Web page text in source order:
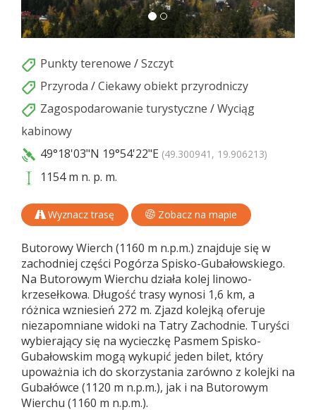
Punkty terenowe /Szczyt
Przyroda /Ciekawy obiekt przyrodniczy
Zagospodarowanie turystyczne /Wyciąg
kabinowy
49°18'03"N 19°54'22"E (49.300941, 19.906213)
1154 m n. p. m.
Wyznacz trasę Zobacz na mapie
Butorowy Wierch (1160 m n.p.m.) znajduje się w
zachodniej części Pogórza Spisko-Gubałowskiego.
Na Butorowym Wierchu działa kolej linowo-
krzesełkowa. Długość trasy wynosi 1,6 km, a
różnica wzniesień 272 m. Zjazd kolejką oferuje
niezapomniane widoki na Tatry Zachodnie. Turyści
wybierający się na wycieczkę Pasmem Spisko-
Gubałowskim mogą wykupić jeden bilet, który
upoważnia ich do skorzystania zarówno z kolejki na
Gubałówce (1120 m n.p.m.), jak i na Butorowym
Wierchu (1160 m n.p.m.).